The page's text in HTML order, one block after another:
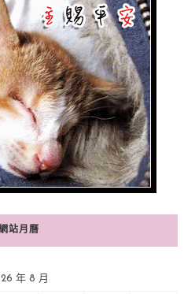
站月曆
年 8 月